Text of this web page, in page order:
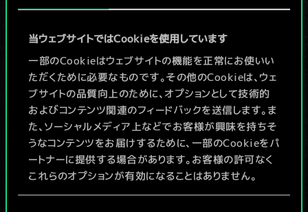
当ウェブサイトではCookieを使用しています
一部のCookieはウェブサイトの機能を正常にお使いい
ただくために必要なものです。その他のCookieは、ウェ
ブサイトの品質向上のために、オプションとして技術的
およびコンテンツ関連のフィードバックを送信します。ま
た、ソーシャルメディア上などでお客様が興味を持ちそ
うなコンテンツをお届けするために、一部のCookieをパ
ートナーに提供する場合があります。お客様の許可なく
これらのオプションが有効になることはありません。
りませんが、
続々追加中！
デッキ名入力＆ガイドを作成
デッキを編集
/